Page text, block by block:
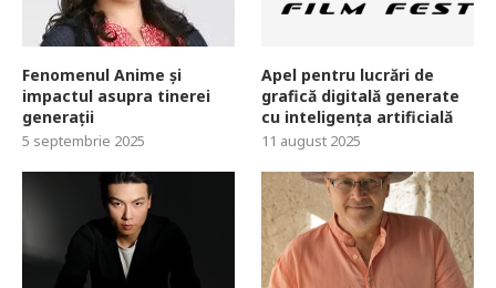
Fenomenul Anime și
impactul asupra tinerei
generații
5 septembrie 2025
Apel pentru lucrări de
grafică digitală generate
cu inteligența artificială
11 august 2025